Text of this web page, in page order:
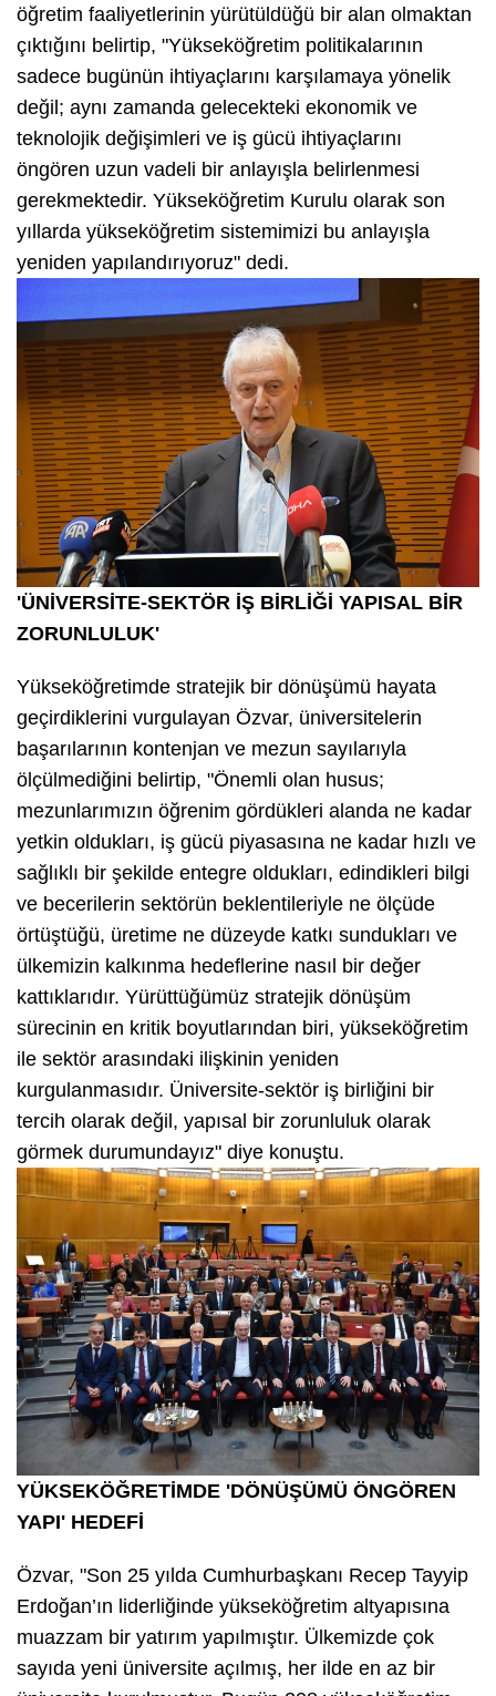
öğretim faaliyetlerinin yürütüldüğü bir alan olmaktan
çıktığını belirtip, "Yükseköğretim politikalarının
sadece bugünün ihtiyaçlarını karşılamaya yönelik
değil; aynı zamanda gelecekteki ekonomik ve
teknolojik değişimleri ve iş gücü ihtiyaçlarını
öngören uzun vadeli bir anlayışla belirlenmesi
gerekmektedir. Yükseköğretim Kurulu olarak son
yıllarda yükseköğretim sistemimizi bu anlayışla
yeniden yapılandırıyoruz" dedi.
'ÜNİVERSİTE-SEKTÖR İŞ BİRLİĞİ YAPISAL BİR
ZORUNLULUK'
Yükseköğretimde stratejik bir dönüşümü hayata
geçirdiklerini vurgulayan Özvar, üniversitelerin
başarılarının kontenjan ve mezun sayılarıyla
ölçülmediğini belirtip, "Önemli olan husus;
mezunlarımızın öğrenim gördükleri alanda ne kadar
yetkin oldukları, iş gücü piyasasına ne kadar hızlı ve
sağlıklı bir şekilde entegre oldukları, edindikleri bilgi
ve becerilerin sektörün beklentileriyle ne ölçüde
örtüştüğü, üretime ne düzeyde katkı sundukları ve
ülkemizin kalkınma hedeflerine nasıl bir değer
kattıklarıdır. Yürüttüğümüz stratejik dönüşüm
sürecinin en kritik boyutlarından biri, yükseköğretim
ile sektör arasındaki ilişkinin yeniden
kurgulanmasıdır. Üniversite-sektör iş birliğini bir
tercih olarak değil, yapısal bir zorunluluk olarak
görmek durumundayız" diye konuştu.
YÜKSEKÖĞRETİMDE 'DÖNÜŞÜMÜ ÖNGÖREN
YAPI' HEDEFİ
Özvar, "Son 25 yılda Cumhurbaşkanı Recep Tayyip
Erdoğan’ın liderliğinde yükseköğretim altyapısına
muazzam bir yatırım yapılmıştır. Ülkemizde çok
sayıda yeni üniversite açılmış, her ilde en az bir